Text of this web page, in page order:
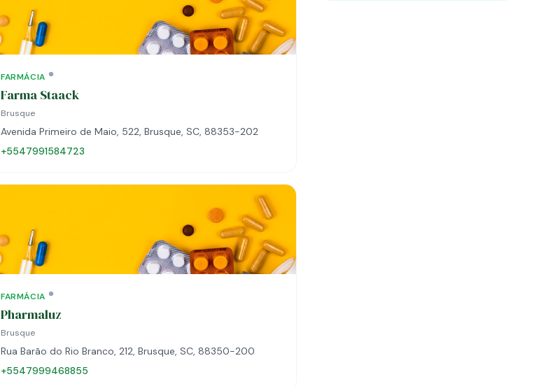
FARMÁCIA
Farma Staack
Brusque
Avenida Primeiro de Maio, 522, Brusque, SC, 88353-202
+5547991584723
FARMÁCIA
Pharmaluz
Brusque
Rua Barão do Rio Branco, 212, Brusque, SC, 88350-200
+5547999468855